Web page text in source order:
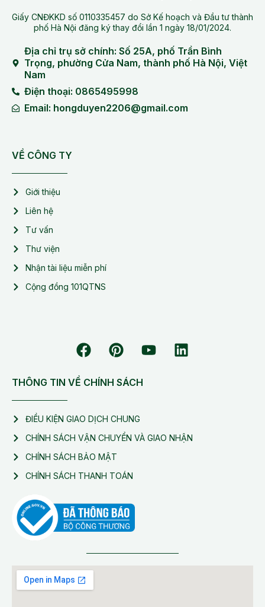
Giấy CNĐKKD số 0110335457 do Sở Kế hoạch và Đầu tư thành
phố Hà Nội đăng ký thay đổi lần 1 ngày 18/01/2024.
Địa chỉ trụ sở chính: Số 25A, phố Trần Bình
Trọng, phường Cửa Nam, thành phố Hà Nội, Việt
Nam
Điện thoại: 0865495998
Email: hongduyen2206@gmail.com
VỀ CÔNG TY
Giới thiệu
Liên hệ
Tư vấn
Thư viện
Nhận tài liệu miễn phí
Cộng đồng 101QTNS
THÔNG TIN VỀ CHÍNH SÁCH
ĐIỀU KIỆN GIAO DỊCH CHUNG
CHÍNH SÁCH VẬN CHUYỂN VÀ GIAO NHẬN
CHÍNH SÁCH BẢO MẬT
CHÍNH SÁCH THANH TOÁN